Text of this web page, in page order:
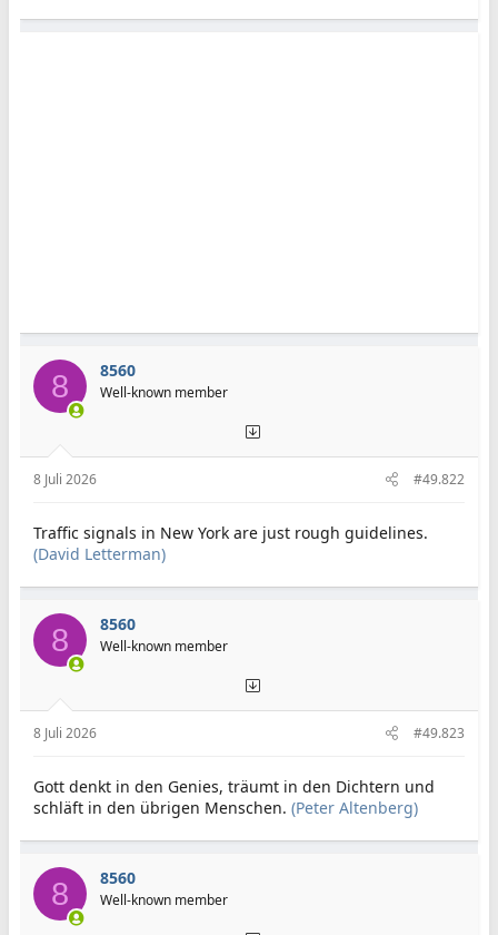
8 8560
Well-known member
8 Juli 2026 #49.822
Traffic signals in New York are just rough guidelines.
(David Letterman)
8 8560
Well-known member
8 Juli 2026 #49.823
Gott denkt in den Genies, träumt in den Dichtern und
schläft in den übrigen Menschen. (Peter Altenberg)
8 8560
Well-known member